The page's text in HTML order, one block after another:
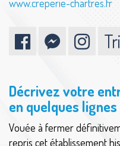
www.creperie-chartres.fr
Décrivez votre
en quelques lignes
Vouée à fermer
repris cet établissement